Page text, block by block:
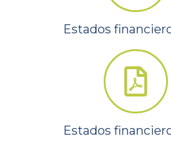
Estados
Estados